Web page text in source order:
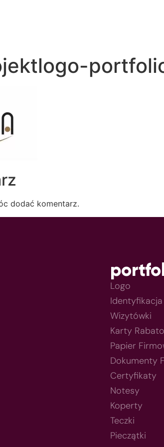
dodać komentarz.
Logo
Identyfikacja
Wizytówki
Karty
Papier
Dokumenty
Certyfikaty
Notesy
Koperty
Teczki
Pieczątki